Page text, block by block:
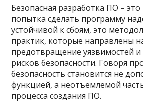
Безопасная разработка ПО –
попытка сделать программу
устойчивой к сбоям, это
практик, которые направлены
предотвращение уязвимостей
рисков безопасности. Говоря
безопасность становится не
функцией, а неотъемлемой
процесса создания ПО.